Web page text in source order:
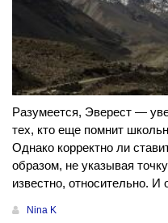
Разумеется, Эверест —
тех, кто еще помнит
Однако корректно ли
образом, не указывая
известно, относительно. И
Nina K